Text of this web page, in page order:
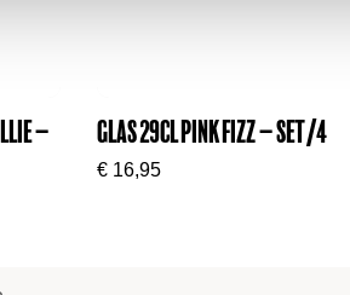
–
Glas 29cl Pink Fizz – set/4
€ 16,95